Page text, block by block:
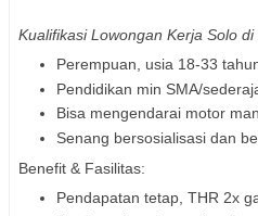
Kualifikasi Lowongan Kerja Solo di
Perempuan, usia 18-33
Pendidikan min SMA/
Bisa mengendarai motor
Senang bersosialisasi dan
Benefit & Fasilitas:
Pendapatan tetap, THR 2x